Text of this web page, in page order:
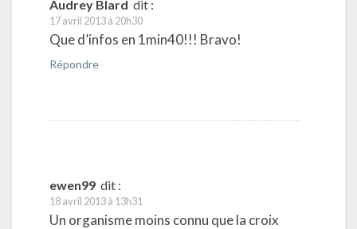
Audrey Blard dit :
17 avril 2013 à 20h30
Que d’infos en 1min40!!! Bravo!
Répondre
ewen99 dit :
18 avril 2013 à 13h31
Un organisme moins connu que la croix